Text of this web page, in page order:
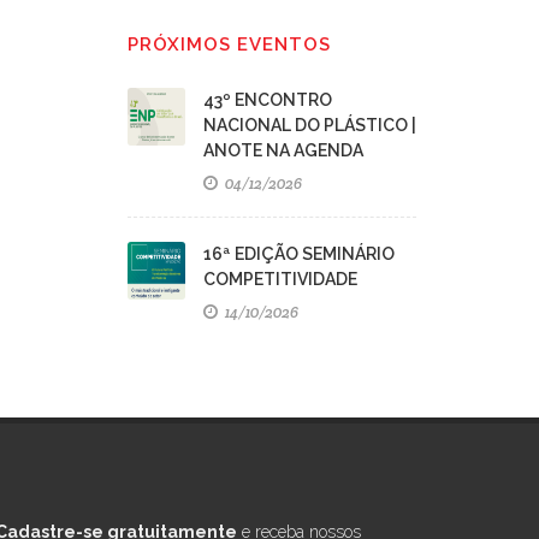
PRÓXIMOS EVENTOS
43º ENCONTRO
NACIONAL DO PLÁSTICO |
ANOTE NA AGENDA
04/12/2026
16ª EDIÇÃO SEMINÁRIO
COMPETITIVIDADE
14/10/2026
se gratuitamente e receba nossos